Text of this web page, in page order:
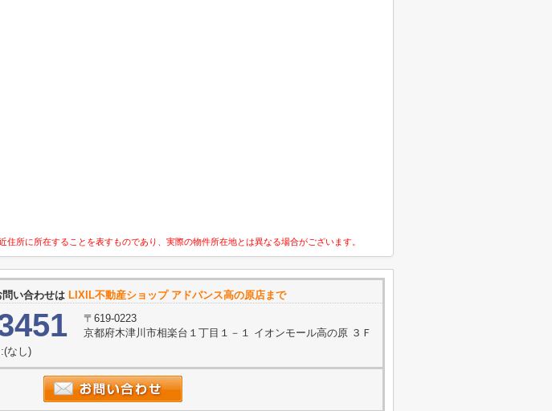
所に所在することを表すものであり、実際の物件所在地とは異なる場合がございます。
問い合わせは LIXIL不動産ショップ アドバンス高の原店まで
〒619-0223
京都府木津川市相楽台１丁目１－１ イオンモール高の原 ３Ｆ
なし)